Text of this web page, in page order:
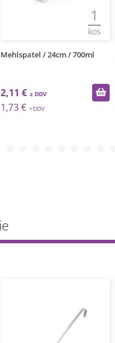
1
kos
Mehlspatel / 24cm / 700ml
2,11 €
1,73 €